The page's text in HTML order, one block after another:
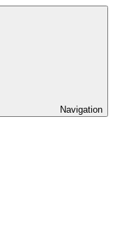
Navigation